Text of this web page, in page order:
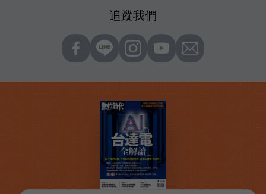
追蹤我們